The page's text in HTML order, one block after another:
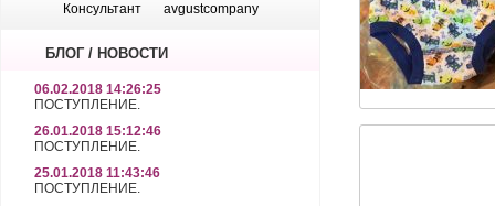
Консультант avgustcompany
БЛОГ / НОВОСТИ
06.02.2018 14:26:25
ПОСТУПЛЕНИЕ.
26.01.2018 15:12:46
ПОСТУПЛЕНИЕ.
25.01.2018 11:43:46
ПОСТУПЛЕНИЕ.